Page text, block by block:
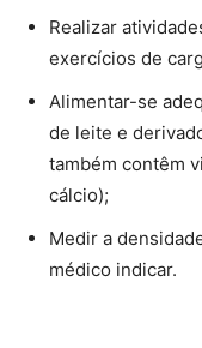
Realizar
exercícios de
Alimentar-se
de leite e
também contêm
cálcio);
Medir a
médico indicar.